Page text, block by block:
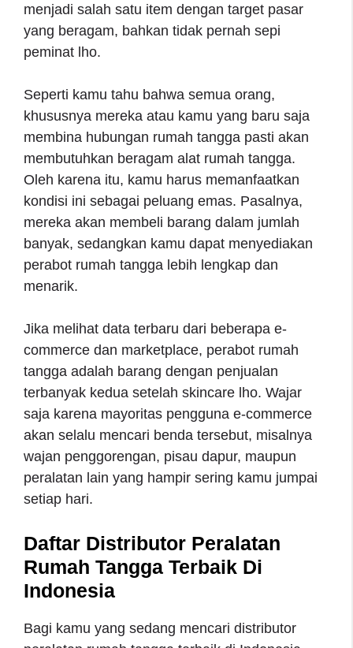
menjadi salah satu item dengan target pasar
yang beragam, bahkan tidak pernah sepi
peminat lho.
Seperti kamu tahu bahwa semua orang,
khususnya mereka atau kamu yang baru saja
membina hubungan rumah tangga pasti akan
membutuhkan beragam alat rumah tangga.
Oleh karena itu, kamu harus memanfaatkan
kondisi ini sebagai peluang emas. Pasalnya,
mereka akan membeli barang dalam jumlah
banyak, sedangkan kamu dapat menyediakan
perabot rumah tangga lebih lengkap dan
menarik.
Jika melihat data terbaru dari beberapa e-
commerce dan marketplace, perabot rumah
tangga adalah barang dengan penjualan
terbanyak kedua setelah skincare lho. Wajar
saja karena mayoritas pengguna e-commerce
akan selalu mencari benda tersebut, misalnya
wajan penggorengan, pisau dapur, maupun
peralatan lain yang hampir sering kamu jumpai
setiap hari.
Daftar Distributor Peralatan
Rumah Tangga Terbaik Di
Indonesia
Bagi kamu yang sedang mencari distributor